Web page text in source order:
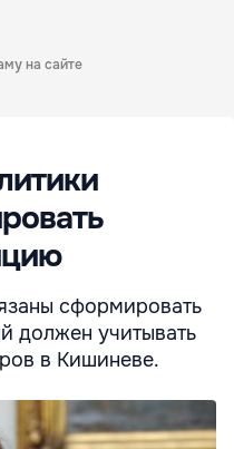
на сайте
сформировать
должен учитывать
в Кишиневе.